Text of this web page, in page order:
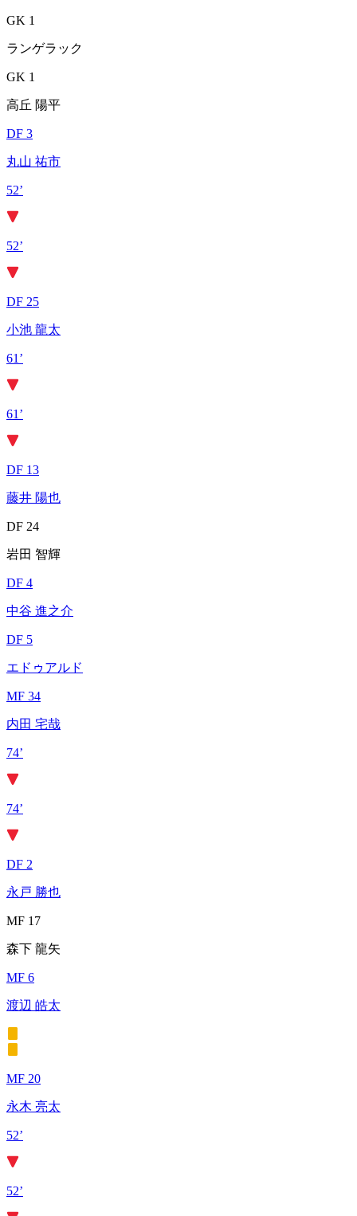
GK 1
ランゲラック
GK 1
高丘 陽平
DF 3
丸山 祐市
52’
52’
DF 25
小池 龍太
61’
61’
DF 13
藤井 陽也
DF 24
岩田 智輝
DF 4
中谷 進之介
DF 5
エドゥアルド
MF 34
内田 宅哉
74’
74’
DF 2
永戸 勝也
MF 17
森下 龍矢
MF 6
渡辺 皓太
MF 20
永木 亮太
52’
52’